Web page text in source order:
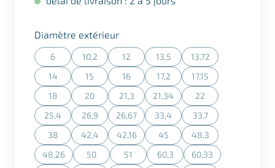
Diamètre extérieurSélectionner
6
(Cette action n'est actuellement pas disponible.)
10,2
(Cette action n'est actuellement pas disponible.)
12
(Cette action n'est actuellement pas
13,5
(Cette action n'est
13,72
(Cette action n'est
14
(Cette action n'est actuellement pas disponible.)
15
(Cette action n'est actuellement pas disponible.)
16
(Cette action n'est actuellement pas
17,2
(Cette action n'est
17,15
(Cette action n'est
18
(Cette action n'est actuellement pas disponible.)
20
(Cette action n'est actuellement pas disponible.)
21,3
(Cette action n'est actuellement pas
21,34
(Cette action n'est
22
(Cette action n'est
25,4
(Cette action n'est actuellement pas disponible.)
26,9
(Cette action n'est actuellement pas disponible.)
26,67
(Cette action n'est actuellement pas
33,4
(Cette action n'est
33,7
(Cette action n'est
38
(Cette action n'est actuellement pas disponible.)
42,4
(Cette action n'est actuellement pas disponible.)
42,16
(Cette action n'est actuellement pas
45
(Cette action n'est
48,3
(Cette action n'est
48,26
(Cette action n'est actuellement pas disponible.)
50
(Cette action n'est actuellement pas disponible.)
51
(Cette action n'est actuellement pas
60,3
(Cette action n'est
60,33
(Cette action n'est